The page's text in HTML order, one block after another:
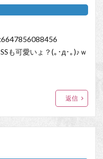
も可愛いょ？(｡･д･｡)♪ｗ
返信